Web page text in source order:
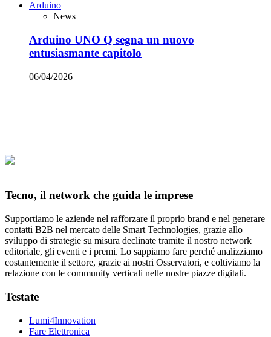
News
Arduino UNO Q segna un nuovo
entusiasmante capitolo
06/04/2026
Tecno, il network che guida le imprese
Supportiamo le aziende nel rafforzare il proprio brand e nel generare
contatti B2B nel mercato delle Smart Technologies, grazie allo
sviluppo di strategie su misura declinate tramite il nostro network
editoriale, gli eventi e i premi. Lo sappiamo fare perché analizziamo
costantemente il settore, grazie ai nostri Osservatori, e coltiviamo la
relazione con le community verticali nelle nostre piazze digitali.
Testate
Lumi4Innovation
Fare Elettronica